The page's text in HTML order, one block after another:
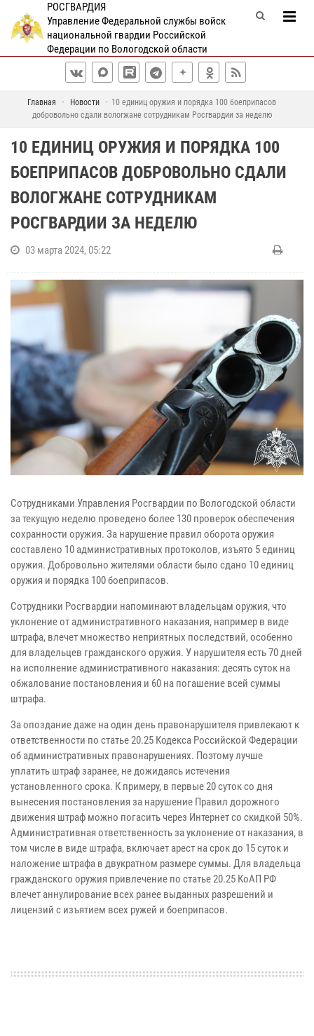
РОСГВАРДИЯ
Управление Федеральной службы войск
национальной гвардии Российской
Федерации по Вологодской области
Главная Новости
10 единиц оружия и порядка 100 боеприпасов
добровольно сдали вологжане сотрудникам Росгвардии за неделю
10 ЕДИНИЦ ОРУЖИЯ И ПОРЯДКА 100
БОЕПРИПАСОВ ДОБРОВОЛЬНО СДАЛИ
ВОЛОГЖАНЕ СОТРУДНИКАМ
РОСГВАРДИИ ЗА НЕДЕЛЮ
03 марта 2024, 05:22
Сотрудниками Управления Росгвардии по Вологодской области
за текущую неделю проведено более 130 проверок обеспечения
сохранности оружия. За нарушение правил оборота оружия
составлено 10 административных протоколов, изъято 5 единиц
оружия. Добровольно жителями области было сдано 10 единиц
оружия и порядка 100 боеприпасов.
Сотрудники Росгвардии напоминают владельцам оружия, что
уклонение от административного наказания, например в виде
штрафа, влечет множество неприятных последствий, особенно
для владельцев гражданского оружия. У нарушителя есть 70 дней
на исполнение административного наказания: десять суток на
обжалование постановления и 60 на погашение всей суммы
штрафа.
За опоздание даже на один день правонарушителя привлекают к
ответственности по статье 20.25 Кодекса Российской Федерации
об административных правонарушениях. Поэтому лучше
уплатить штраф заранее, не дожидаясь истечения
установленного срока. К примеру, в первые 20 суток со дня
вынесения постановления за нарушение Правил дорожного
движения штраф можно погасить через Интернет со скидкой 50%.
Административная ответственность за уклонение от наказания, в
том числе в виде штрафа, включает арест на срок до 15 суток и
наложение штрафа в двукратном размере суммы. Для владельца
гражданского оружия привлечение по статье 20.25 КоАП РФ
влечет аннулирование всех ранее выданных разрешений и
лицензий с изъятием всех ружей и боеприпасов.